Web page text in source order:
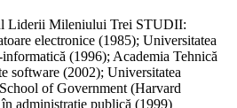
Liderii Mileniului Trei STUDII:
electronice (1985); Universitatea
(1996); Academia Tehnică
software (2002); Universitatea
of Government (Harvard
administraţie publică (1999)